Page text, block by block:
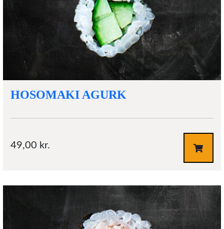
HOSOMAKI AGURK
49,00 kr.